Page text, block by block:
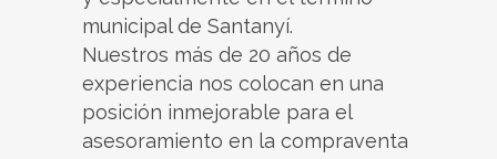
municipal de Santanyí.
Nuestros más de 20 años de
experiencia nos colocan en una
posición inmejorable para el
asesoramiento en la compraventa